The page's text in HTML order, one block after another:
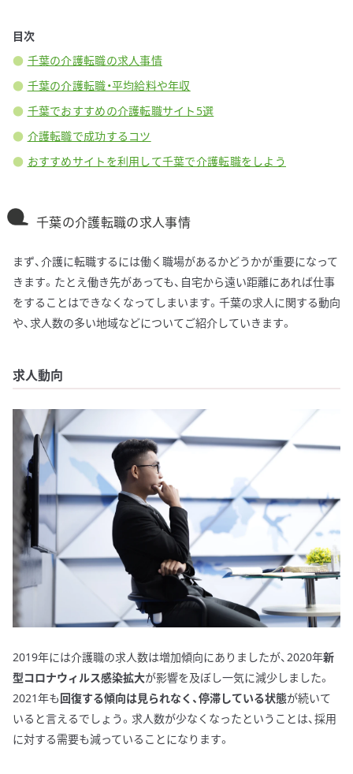
目次
千葉の介護転職の求人事情
千葉の介護転職・平均給料や年収
千葉でおすすめの介護転職サイト5選
介護転職で成功するコツ
おすすめサイトを利用して千葉で介護転職をしよう
千葉の介護転職の求人事情
まず、介護に転職するには働く職場があるかどうかが重要になって
きます。たとえ働き先があっても、自宅から遠い距離にあれば仕事
をすることはできなくなってしまいます。千葉の求人に関する動向
や、求人数の多い地域などについてご紹介していきます。
求人動向
2019年には介護職の求人数は増加傾向にありましたが、2020年新
型コロナウィルス感染拡大が影響を及ぼし一気に減少しました。
2021年も回復する傾向は見られなく、停滞している状態が続いて
いると言えるでしょう。求人数が少なくなったということは、採用
に対する需要も減っていることになります。